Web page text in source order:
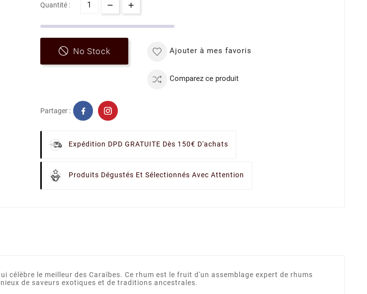
Quantité :
No Stock Ajouter à mes favoris
Comparez ce produit
Partager :
Expédition DPD GRATUITE Dès 150€ D'achats
Produits Dégustés Et Sélectionnés Avec Attention
célèbre le meilleur des Caraïbes. Ce rhum est le fruit d'un assemblage expert de rhums
de saveurs exotiques et de traditions ancestrales.